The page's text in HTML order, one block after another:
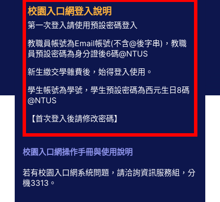
校園入口網登入說明
第一次登入請使用預設密碼登入
教職員帳號為Email帳號(不含@後字串)，教職
員預設密碼為身分證後6碼@NTUS
新生繳交學雜費後，始得登入使用。
學生帳號為學號，學生預設密碼為西元生日8碼
@NTUS
【首次登入後請修改密碼】
校園入口網操作手冊與使用說明
若有校園入口網系統問題，請洽詢資訊服務組，分
機3313。